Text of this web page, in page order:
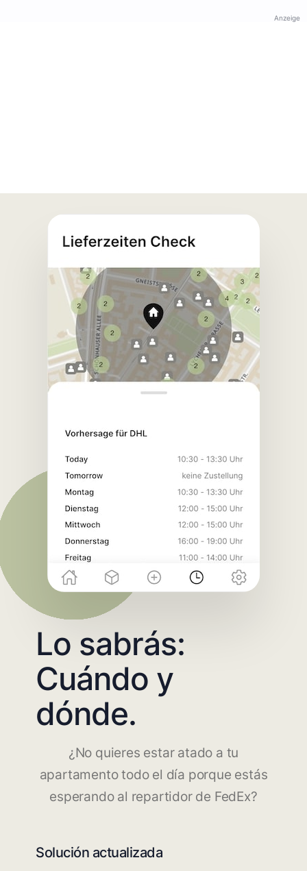
Anzeige
Lo sabrás:
Cuándo y
dónde.
¿No quieres estar atado a tu
apartamento todo el día porque estás
esperando al repartidor de FedEx?
Solución actualizada